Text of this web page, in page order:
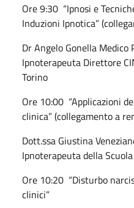
Ore 9:30 “Ipnosi e
Induzioni Ipnotica”
Dr Angelo Gonella Medico
Ipnoterapeuta Direttore
Torino
Ore 10:00 “Applicazioni
clinica” (collegamento a
Dott.ssa Giustina
Ipnoterapeuta della
Ore 10:20 “Disturbo
clinici”